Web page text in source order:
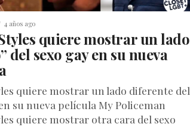
4 años ago
quiere mostrar un lado
del sexo gay en su nueva
quiere mostrar un lado diferente del
su nueva película My Policeman
quiere mostrar otra cara del sexo